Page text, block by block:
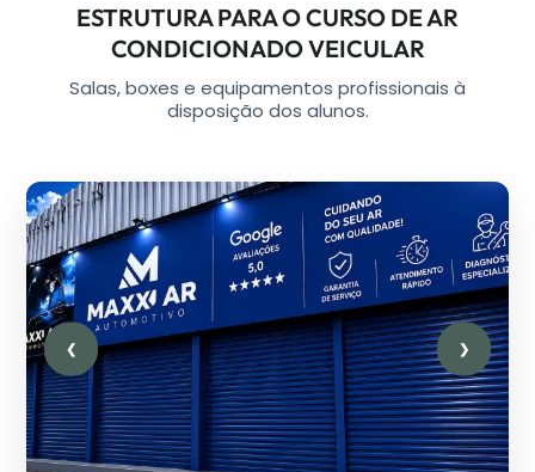
ESTRUTURA PARA O CURSO DE AR
CONDICIONADO VEICULAR
Salas, boxes e equipamentos profissionais à
disposição dos alunos.
❮ ❯